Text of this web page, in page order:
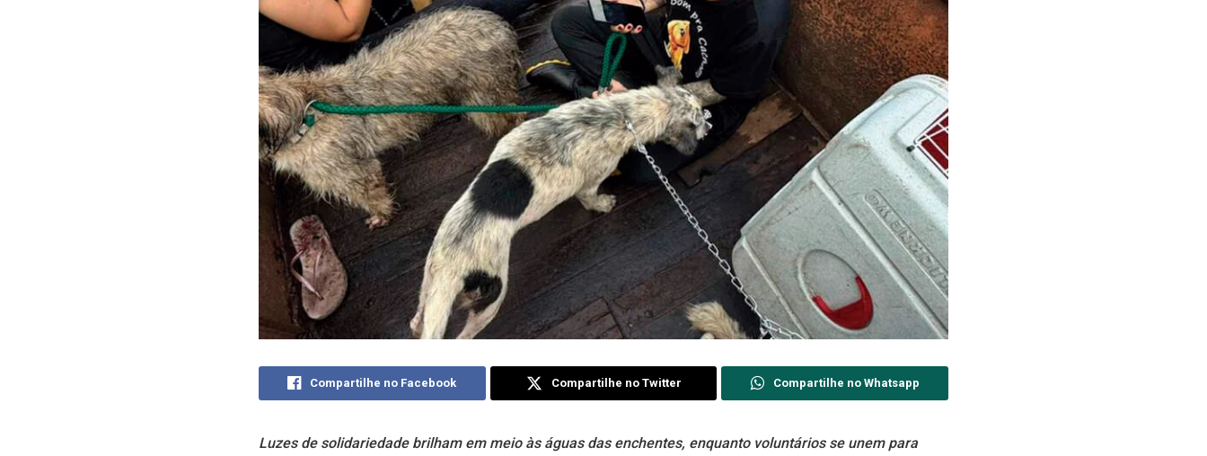
Compartilhe no Facebook Compartilhe no Twitter Compartilhe no Whatsapp
Luzes de solidariedade brilham em meio às águas das enchentes, enquanto voluntários se unem para